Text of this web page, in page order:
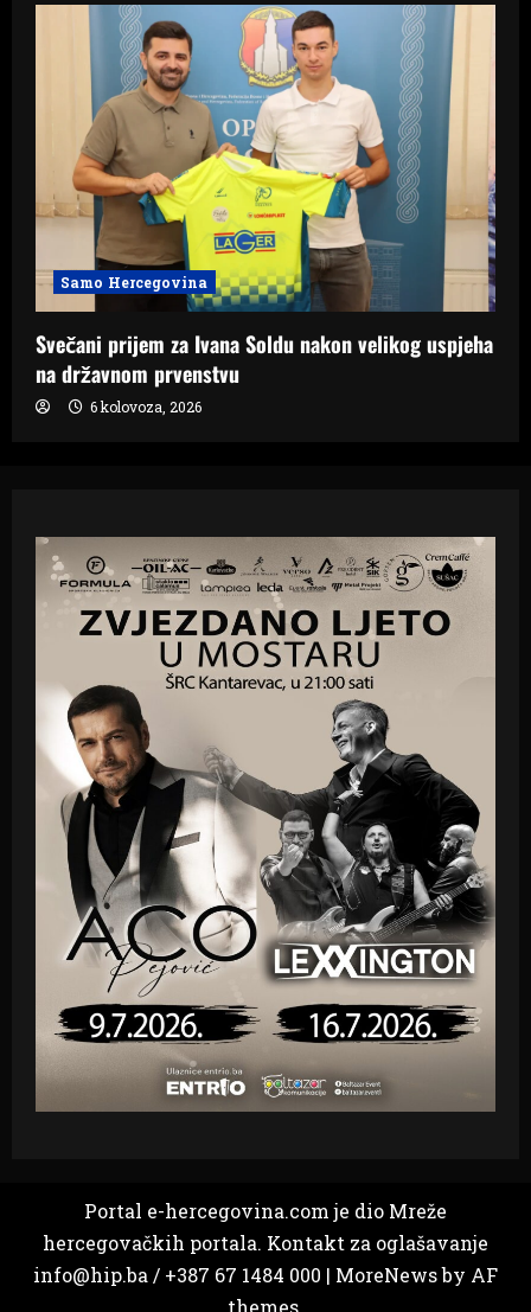
Samo Hercegovina
Svečani prijem za Ivana Soldu nakon velikog uspjeha
na državnom prvenstvu
6 kolovoza, 2026
Portal e-hercegovina.com je dio Mreže
hercegovačkih portala. Kontakt za oglašavanje
info@hip.ba / +387 67 1484 000 | MoreNewsby AF
themes.